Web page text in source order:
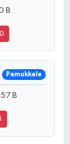
B
Pamukkale
B